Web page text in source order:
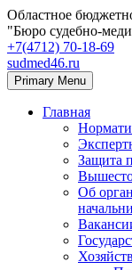
Областное
"Бюро судебно-
+7(4712) 70‑18‑69
sudmed46.ru
Primary Menu
Главная
Защита
Об